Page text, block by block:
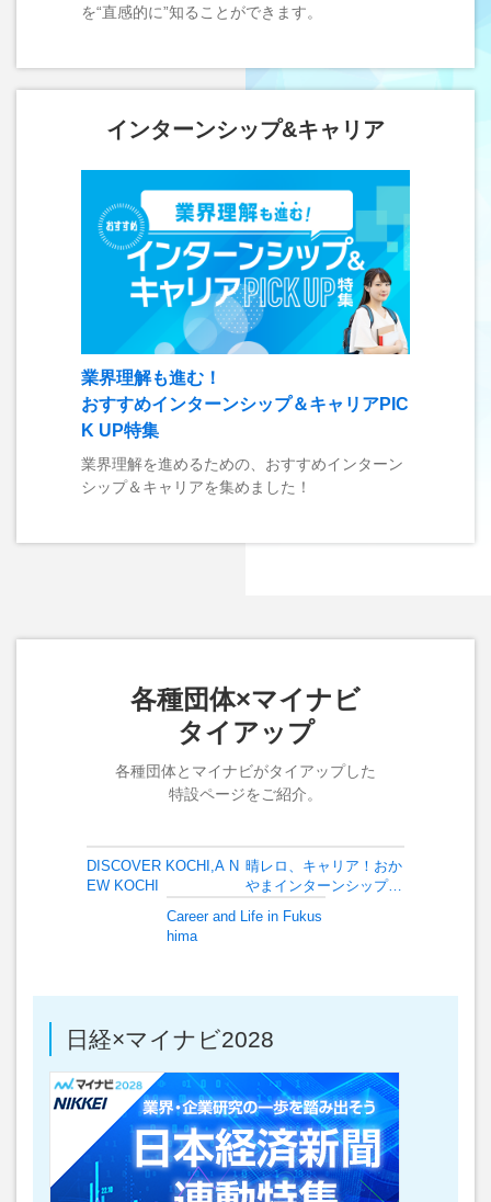
を“直感的に”知ることができます。
インターンシップ&キャリア
業界理解も進む！
おすすめインターンシップ＆キャリアPIC
K UP特集
業界理解を進めるための、おすすめインターン
シップ＆キャリアを集めました！
各種団体×マイナビ
タイアップ
各種団体とマイナビがタイアップした
特設ページをご紹介。
DISCOVER KOCHI,A N
EW KOCHI
晴レロ、キャリア！おか
やまインターンシップ＆
ト！！
Career and Life in Fukus
hima
日経×マイナビ2028